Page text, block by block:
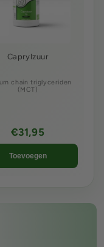
Caprylzuur
chain triglyceriden
(MCT)
€31,95
Toevoegen